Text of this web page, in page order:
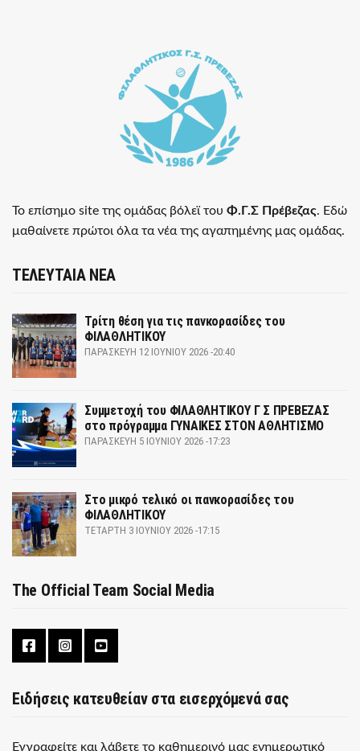
Το επίσημο site της ομάδας βόλεϊ του Φ.Γ.Σ Πρέβεζας. Εδώ
μαθαίνετε πρώτοι όλα τα νέα της αγαπημένης μας ομάδας.
ΤΕΛΕΥΤΑΙΑ ΝΕΑ
Τρίτη θέση για τις πανκορασίδες του
ΦΙΛΑΘΛΗΤΙΚΟΥ
ΠΑΡΑΣΚΕΥΉ 12 ΙΟΥΝΊΟΥ 2026 -20:40
Συμμετοχή του ΦΙΛΑΘΛΗΤΙΚΟΥ Γ Σ ΠΡΕΒΕΖΑΣ
στο πρόγραμμα ΓΥΝΑΙΚΕΣ ΣΤΟΝ ΑΘΛΗΤΙΣΜΟ
ΠΑΡΑΣΚΕΥΉ 5 ΙΟΥΝΊΟΥ 2026 -17:23
Στο μικρό τελικό οι πανκορασίδες του
ΦΙΛΑΘΛΗΤΙΚΟΥ
ΤΕΤΆΡΤΗ 3 ΙΟΥΝΊΟΥ 2026 -17:15
The Official Team Social Media
Ειδήσεις κατευθείαν στα εισερχόμενά σας
Εγγραφείτε και λάβετε το καθημερινό μας ενημερωτικό